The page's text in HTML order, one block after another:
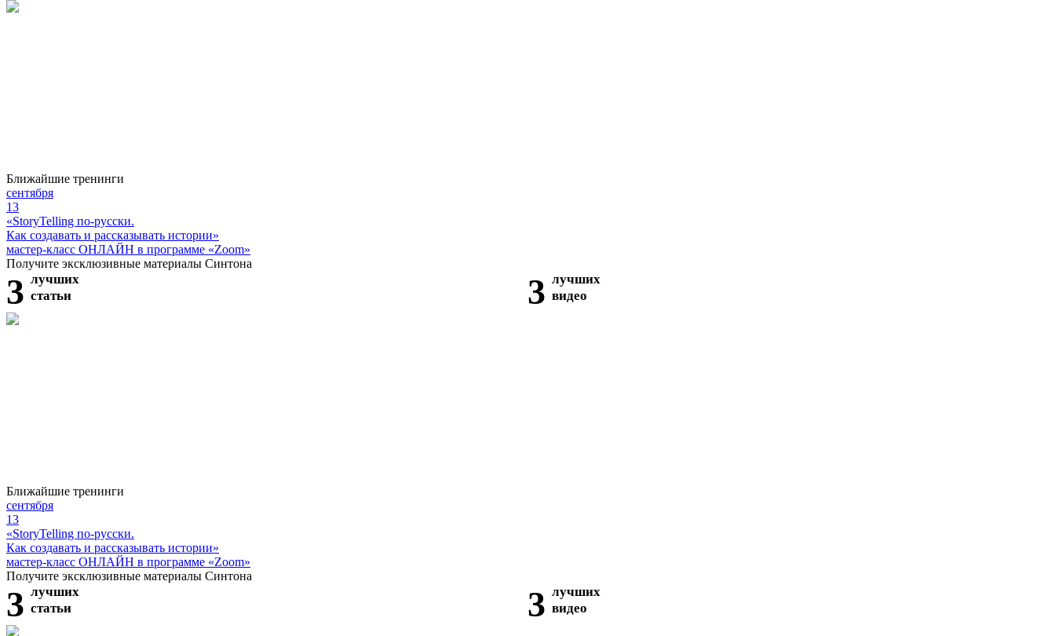
Ближайшие тренинги
сентября
13
«StoryTelling по-русски.
Как создавать и рассказывать истории»
мастер-класс ОНЛАЙН в программе «Zoom»
Получите эксклюзивные материалы Синтона
3 лучших
статьи
3 лучших
видео
Ближайшие тренинги
сентября
13
«StoryTelling по-русски.
Как создавать и рассказывать истории»
мастер-класс ОНЛАЙН в программе «Zoom»
Получите эксклюзивные материалы Синтона
3 лучших
статьи
3 лучших
видео